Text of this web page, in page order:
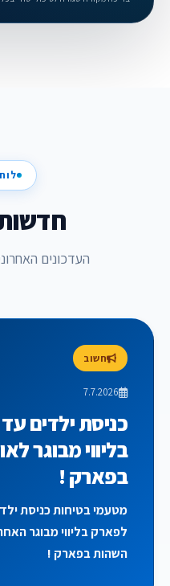
העדכונים
חשוב
7.7.2026
בליווי מבוגר
בפארק !
לפארק בליווי מבוגר
השהות בפארק !